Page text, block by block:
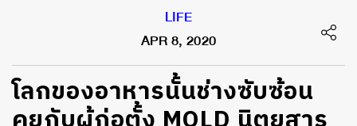
LIFE
APR 8, 2020
โลกของอาหารนั้นช่างซับซ้อน